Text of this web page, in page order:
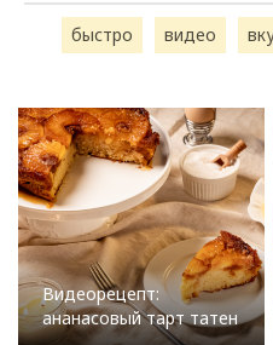
быстро видео
Видеорецепт:
ананасовый тарт татен